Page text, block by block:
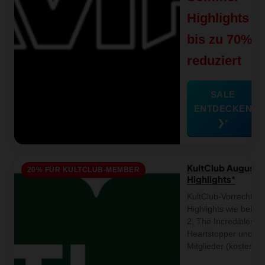
Highlights
bis zu 70%
reduziert
SALE
ENTDECKEN
❯
20% FÜR KULTCLUB-MEMBER
KultClub August:
Highlights
KultClub-Vorrecht
Highlights wie
2, The Incredibles),
Heartstopper und
Mitglieder